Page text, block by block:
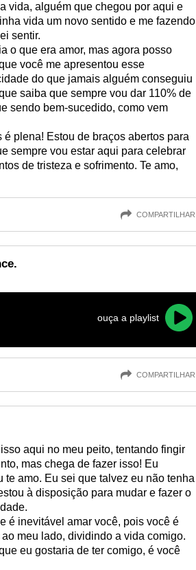
vida, alguém que chegou por aqui e
vida um novo sentido e me fazendo
sentir.
o que era amor, mas agora posso
você me apresentou esse
do que jamais alguém conseguiu
saiba que sempre vou dar 110% de
sendo bem-sucedido, como vem
plena! Estou de braços abertos para
sempre vou estar aqui para celebrar
de tristeza e sofrimento. Te amo,
COMPARTILHAR
ouça a playlist
COMPARTILHAR
aqui no meu peito, tentando fingir
mas chega de fazer isso! Eu
te amo. Eu sei que talvez eu não tenha
à disposição para mudar e fazer o
é inevitável amar você, pois você é
meu lado, dividindo a vida comigo.
eu gostaria de ter comigo, é você